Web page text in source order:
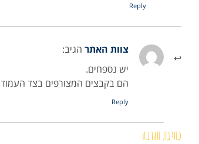
Reply
צוות האתר הגיב:
יש נספחים.
הם בקבצים המצורפים בצד העמוד
Reply
כתיבת תגובה